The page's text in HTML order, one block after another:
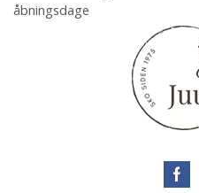
åbningsdage